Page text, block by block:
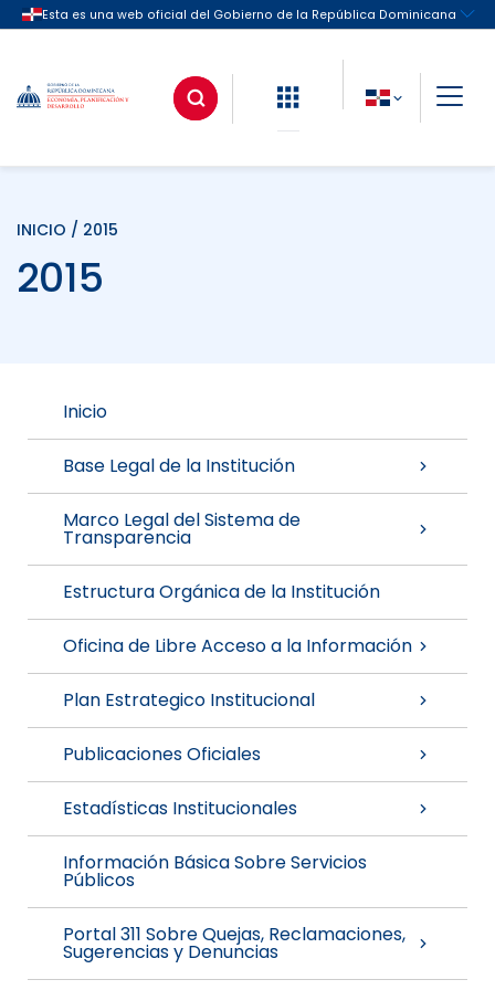
INICIO / 2015
2015
Inicio
Base Legal de la Institución
Marco Legal del Sistema de
Transparencia
Estructura Orgánica de la Institución
Oficina de Libre Acceso a la Información
Plan Estrategico Institucional
Publicaciones Oficiales
Estadísticas Institucionales
Información Básica Sobre Servicios
Públicos
Portal 311 Sobre Quejas, Reclamaciones,
Sugerencias y Denuncias